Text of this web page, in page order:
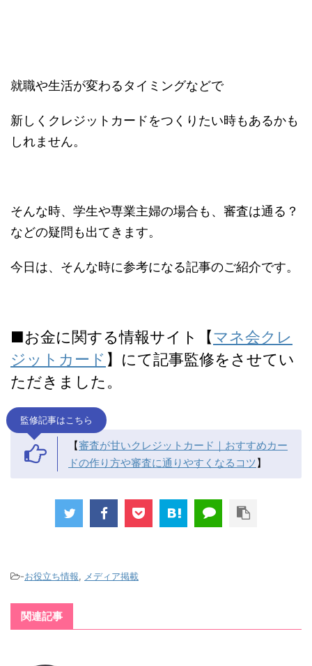
就職や生活が変わるタイミングなどで
新しくクレジットカードをつくりたい時もあるかも
しれません。
そんな時、学生や専業主婦の場合も、審査は通る？
などの疑問も出てきます。
今日は、そんな時に参考になる記事のご紹介です。
■お金に関する情報サイト【マネ会クレ
ジットカード 】にて記事監修をさせてい
ただきました。
監修記事はこちら
【審査が甘いクレジットカード｜おすすめカー
ドの作り方や審査に通りやすくなるコツ】
-お役立ち情報, メディア掲載
関連記事